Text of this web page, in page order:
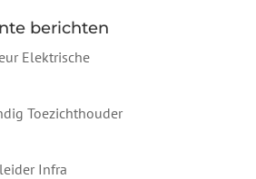
berichten
Elektrische
Toezichthouder
Infra